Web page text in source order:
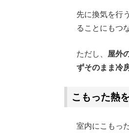
先に換気を行
ることにもつ
ただし、 屋外
ずそのまま冷
こもった熱
室内にこもっ